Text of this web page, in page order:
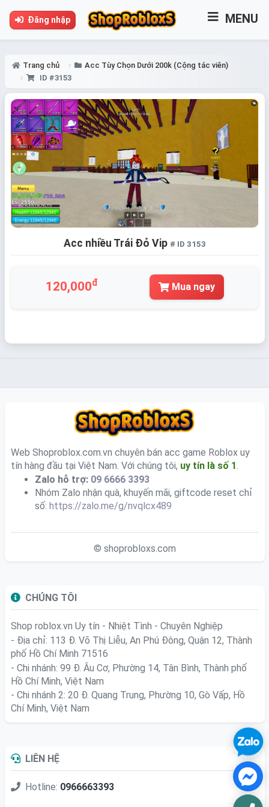
Đăng nhập MENU
Trang chủ
Acc Tùy Chọn Dưới 200k (Cộng tác viên)
ID #3153
Acc nhiều Trái Đỏ Vip # ID 3153
120,000đ Mua ngay
Web Shoproblox.com.vn chuyên bán acc game Roblox uy
tín hàng đầu tại Việt Nam. Với chúng tôi, uy tín là số 1.
Zalo hỗ trợ: 09 6666 3393
Nhóm Zalo nhận quà, khuyến mãi, giftcode reset chỉ
số: https://zalo.me/g/nvqlcx489
© shoprobloxs.com
CHÚNG TÔI
Shop roblox.vn Uy tín - Nhiệt Tình - Chuyên Nghiệp
- Địa chỉ: 113 Đ. Võ Thị Liễu, An Phú Đông, Quận 12, Thành
phố Hồ Chí Minh 71516
- Chi nhánh: 99 Đ. Âu Cơ, Phường 14, Tân Bình, Thành phố
Hồ Chí Minh, Việt Nam
- Chi nhánh 2: 20 Đ. Quang Trung, Phường 10, Gò Vấp, Hồ
Chí Minh, Việt Nam
LIÊN HỆ
Hotline: 0966663393